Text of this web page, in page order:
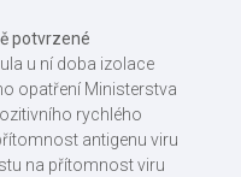
potvrzené
u ní doba izolace
opatření Ministerstva
rychlého
antigenu viru
na přítomnost viru